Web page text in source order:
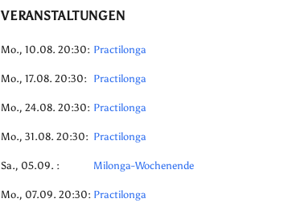
VERANSTALTUNGEN
Mo., 10.08. 20:30: Practilonga
Mo., 17.08. 20:30: Practilonga
Mo., 24.08. 20:30: Practilonga
Mo., 31.08. 20:30: Practilonga
Sa., 05.09. : Milonga-Wochenende
Mo., 07.09. 20:30: Practilonga